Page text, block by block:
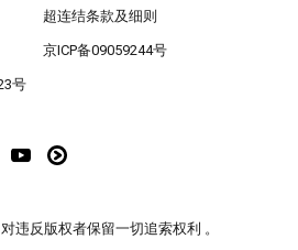
超连结条款及细则
京ICP备09059244号
号
违反版权者保留一切追索权利 。